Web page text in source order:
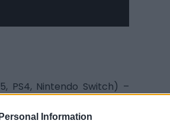
Information
PS4, Nintendo Switch) –
DLC (PC, Xbox Series